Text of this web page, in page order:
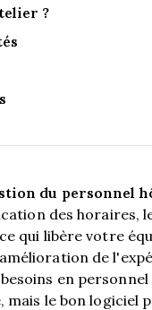
?
du personnel
des horaires,
qui libère votre
de
en
le bon logiciel